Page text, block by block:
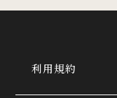
利用規約